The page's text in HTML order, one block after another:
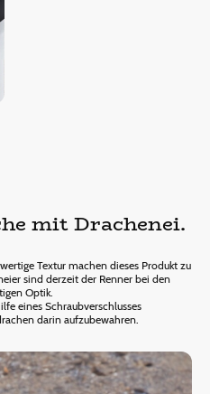
mit Drachenei.
Textur machen dieses Produkt zu
sind derzeit der Renner bei den
Optik.
eines Schraubverschlusses
darin aufzubewahren.